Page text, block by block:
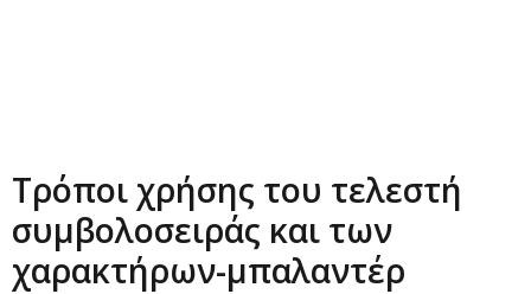
Τρόποι χρήσης του τελεστή
συμβολοσειράς και των
χαρακτήρων-μπαλαντέρ